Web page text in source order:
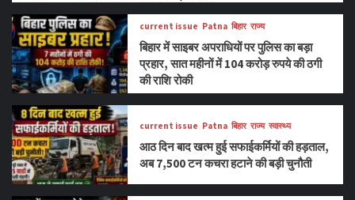
current issue Patna बिहार राज्य
बिहार में साइबर अपराधियों पर पुलिस का बड़ा
प्रहार, सात महीनों में 104 करोड़ रुपये की ठगी
की राशि रोकी
current issue Patna बिहार राज्य स्वास्थ्य
आठ दिन बाद खत्म हुई सफाईकर्मियों की हड़ताल,
अब 7,500 टन कचरा हटाने की बड़ी चुनौती